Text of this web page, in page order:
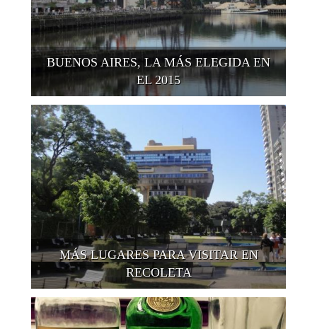
BUENOS AIRES, LA MÁS ELEGIDA EN
EL 2015
MÁS LUGARES PARA VISITAR EN
RECOLETA